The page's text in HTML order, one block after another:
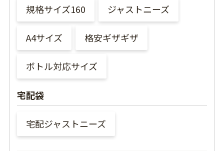
規格サイズ160 ジャストニーズ
A4サイズ 格安ギザギザ
ボトル対応サイズ
宅配袋
宅配ジャストニーズ